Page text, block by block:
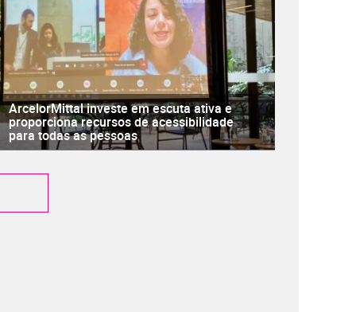
ArcelorMittal investe em escuta ativa e
proporciona recursos de acessibilidade
para todas as pessoas